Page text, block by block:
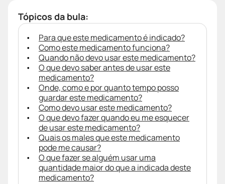
Tópicos da bula:
Para que este medicamento é indicado?
Como este medicamento funciona?
Quando não devo usar este medicamento?
O que devo saber antes de usar este
medicamento?
Onde, como e por quanto tempo posso
guardar este medicamento?
Como devo usar este medicamento?
O que devo fazer quando eu me esquecer
de usar este medicamento?
Quais os males que este medicamento
pode me causar?
O que fazer se alguém usar uma
quantidade maior do que a indicada deste
medicamento?